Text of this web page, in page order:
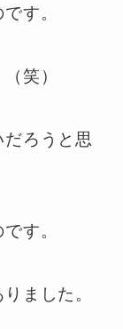
す。
笑）
ろうと思
す。
ました。